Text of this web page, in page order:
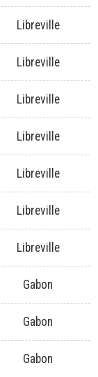
Libreville
Libreville
Libreville
Libreville
Libreville
Libreville
Libreville
Gabon
Gabon
Gabon